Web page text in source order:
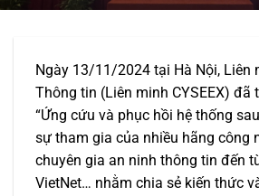
Ngày 13/11/2024 tại Hà Nội, Liên
Thông tin (Liên minh CYSEEX) đã
“Ứng cứu và phục hồi hệ thống
sự tham gia của nhiều hãng công
chuyên gia an ninh thông tin đến
VietNet… nhằm chia sẻ kiến thức